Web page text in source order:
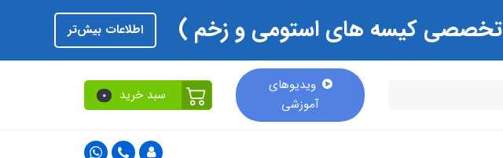
اطلاعات بیش‌تر
ویدیوهای
آموزشی
سبد خرید 0